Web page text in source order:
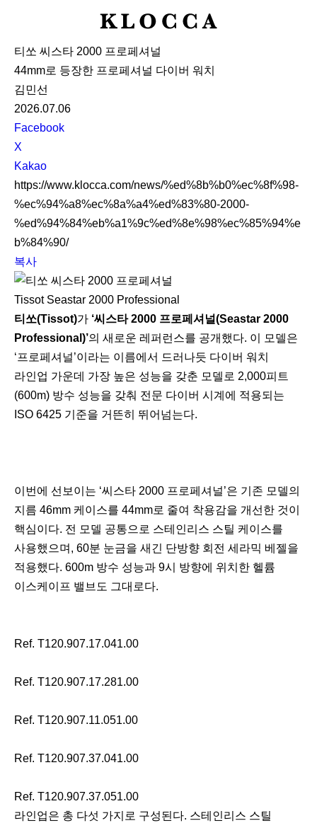
K
O
C
티쏘 씨스타 2000 프로페셔널
44mm로 등장한 프로페셔널 다이버 워치
김민선
2026.07.06
S
N
S
S
h
a
r
e
Facebook
X
Kakao
https://www.klocca.com/news/%ed%8b%b0%ec%8f%98-
%ec%94%a8%ec%8a%a4%ed%83%80-2000-
%ed%94%84%eb%a1%9c%ed%8e%98%ec%85%94%e
b%84%90/
복사
Tissot Seastar 2000 Professional
티쏘(Tissot)가 ‘씨스타 2000 프로페셔널(Seastar 2000
Professional)’의 새로운 레퍼런스를 공개했다. 이 모델은
‘프로페셔널’이라는 이름에서 드러나듯 다이버 워치
라인업 가운데 가장 높은 성능을 갖춘 모델로 2,000피트
(600m) 방수 성능을 갖춰 전문 다이버 시계에 적용되는
ISO 6425 기준을 거뜬히 뛰어넘는다.
이번에 선보이는 ‘씨스타 2000 프로페셔널’은 기존 모델의
지름 46mm 케이스를 44mm로 줄여 착용감을 개선한 것이
핵심이다. 전 모델 공통으로 스테인리스 스틸 케이스를
사용했으며, 60분 눈금을 새긴 단방향 회전 세라믹 베젤을
적용했다. 600m 방수 성능과 9시 방향에 위치한 헬륨
이스케이프 밸브도 그대로다.
Ref. T120.907.17.041.00
Ref. T120.907.17.281.00
Ref. T120.907.11.051.00
Ref. T120.907.37.041.00
Ref. T120.907.37.051.00
라인업은 총 다섯 가지로 구성된다. 스테인리스 스틸